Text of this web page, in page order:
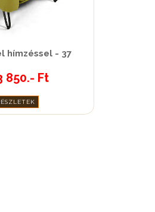
hímzéssel - 37
850.- Ft